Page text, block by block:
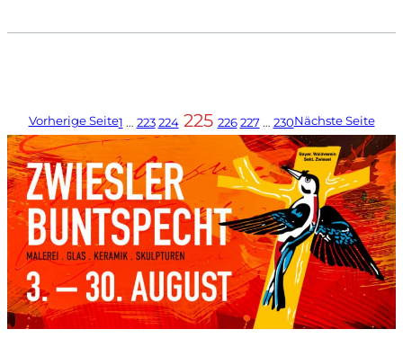
Vorherige Seite1 … 223 224 225 226 227 … 230Nächste Seite